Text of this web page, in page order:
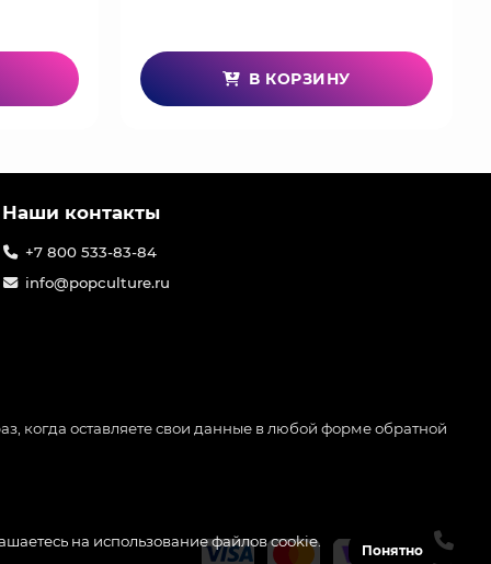
В КОРЗИНУ
на использование файлов cookie.
Понятно
Наши контакты
+7 800 533-83-84
info@popculture.ru
когда оставляете свои данные в любой форме обратной